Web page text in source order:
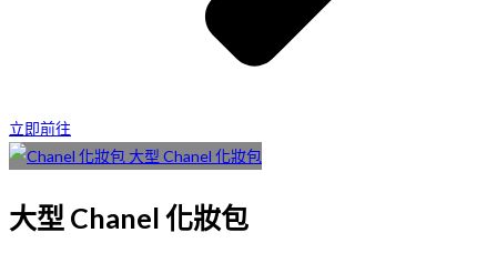
立即前往
大型 Chanel 化妝包